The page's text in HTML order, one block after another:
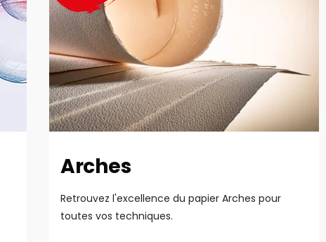
Arches
Retrouvez l'excellence du papier Arches pour
toutes vos techniques.